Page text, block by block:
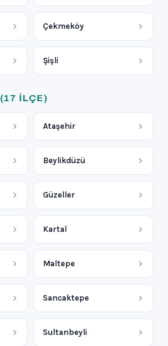
Çekmeköy
Şişli
(17 ILÇE)
Ataşehir
Beylikdüzü
Güzeller
Kartal
Maltepe
Sancaktepe
Sultanbeyli